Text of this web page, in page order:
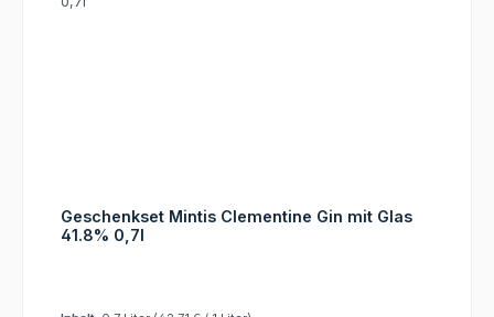
Geschenkset Mintis Clementine Gin mit Glas
41.8% 0,7l